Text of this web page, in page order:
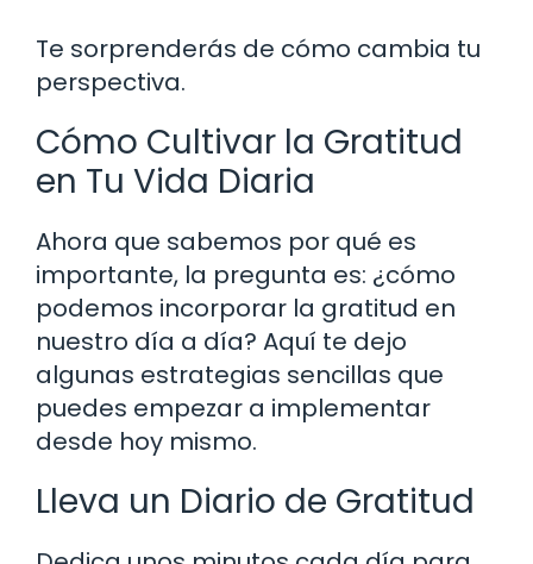
Te sorprenderás de cómo cambia tu
perspectiva.
Cómo Cultivar la Gratitud
en Tu Vida Diaria
Ahora que sabemos por qué es
importante, la pregunta es: ¿cómo
podemos incorporar la gratitud en
nuestro día a día? Aquí te dejo
algunas estrategias sencillas que
puedes empezar a implementar
desde hoy mismo.
Lleva un Diario de Gratitud